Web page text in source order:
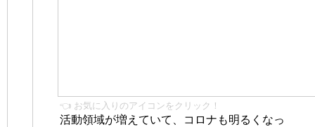
👈 お気に入りのアイコンをクリック！
活動領域が増えていて、コロナも明るくなっ